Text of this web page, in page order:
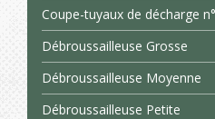
Coupe-tuyaux de décharge
Débroussailleuse Grosse
Débroussailleuse Moyenne
Débroussailleuse Petite